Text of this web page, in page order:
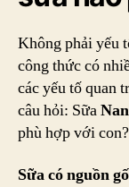
Không phải yếu
công thức có
các yếu tố quan
câu hỏi: Sữa
phù hợp với con?
Sữa có nguồn